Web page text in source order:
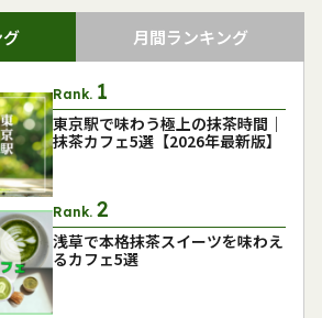
月間ランキング
Rank.
東京駅で味わう極上の抹茶時間｜
抹茶カフェ5選【2026年最新版】
Rank.
浅草で本格抹茶スイーツを味わえ
るカフェ5選